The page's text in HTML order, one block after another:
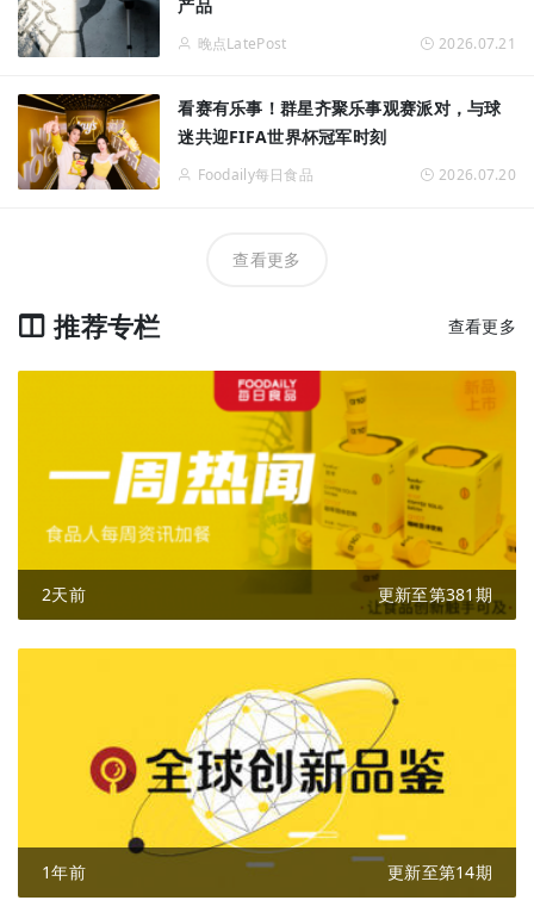
产品
晚点LatePost 2026.07.21
看赛有乐事！群星齐聚乐事观赛派对，与球
迷共迎FIFA世界杯冠军时刻
Foodaily每日食品 2026.07.20
查看更多
推荐专栏 查看更多
2天前 更新至第381期
1年前 更新至第14期